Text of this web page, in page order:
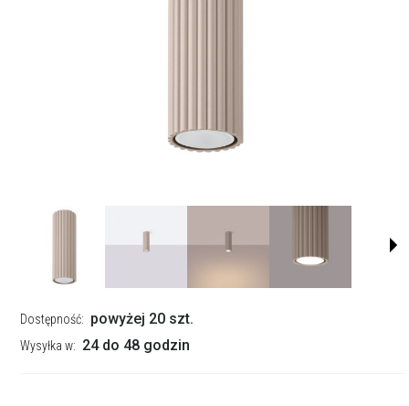
Dostępność: powyżej 20 szt.
Wysyłka w: 24 do 48 godzin